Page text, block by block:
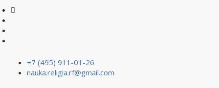
+7 (495) 911-01-26
nauka.religia.rf@gmail.com